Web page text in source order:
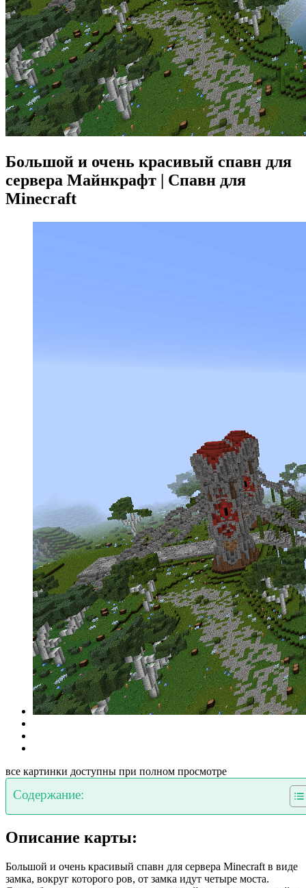
Большой и очень красивый спавн для
сервера Майнкрафт | Спавн для
Minecraft
все картинки доступны при полном просмотре
Содержание:
Описание карты:
Большой и очень красивый спавн для сервера Minecraft в виде
замка, вокруг которого ров, от замка идут четыре моста.